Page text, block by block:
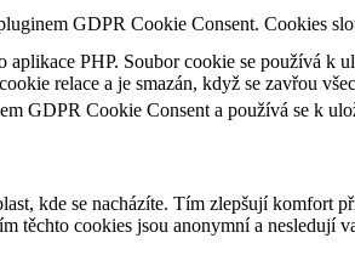
GDPR Cookie Consent. Cookies
PHP. Soubor cookie se používá k
relace a je smazán, když se zavřou
GDPR Cookie Consent a používá se k
kde se nacházíte. Tím zlepšují
těchto cookies jsou anonymní a